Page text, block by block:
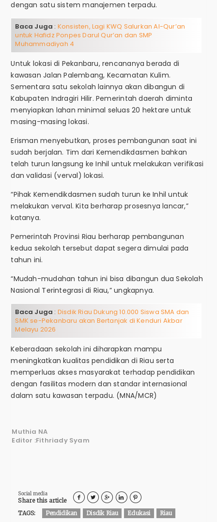
dengan satu sistem manajemen terpadu.
Baca Juga : Konsisten, Lagi KWQ Salurkan Al-Qur’an
untuk Hafidz Ponpes Darul Qur’an dan SMP
Muhammadiyah 4
Untuk lokasi di Pekanbaru, rencananya berada di
kawasan Jalan Palembang, Kecamatan Kulim.
Sementara satu sekolah lainnya akan dibangun di
Kabupaten Indragiri Hilir. Pemerintah daerah diminta
menyiapkan lahan minimal seluas 20 hektare untuk
masing-masing lokasi.
Erisman menyebutkan, proses pembangunan saat ini
sudah berjalan. Tim dari Kemendikdasmen bahkan
telah turun langsung ke Inhil untuk melakukan verifikasi
dan validasi (verval) lokasi.
“Pihak Kemendikdasmen sudah turun ke Inhil untuk
melakukan verval. Kita berharap prosesnya lancar,”
katanya.
Pemerintah Provinsi Riau berharap pembangunan
kedua sekolah tersebut dapat segera dimulai pada
tahun ini.
“Mudah-mudahan tahun ini bisa dibangun dua Sekolah
Nasional Terintegrasi di Riau,” ungkapnya.
Baca Juga : Disdik Riau Dukung 10.000 Siswa SMA dan
SMK se-Pekanbaru akan Bertanjak di Kenduri Akbar
Melayu 2026
Keberadaan sekolah ini diharapkan mampu
meningkatkan kualitas pendidikan di Riau serta
memperluas akses masyarakat terhadap pendidikan
dengan fasilitas modern dan standar internasional
dalam satu kawasan terpadu. (MNA/MCR)
Muthia NA
Editor :Fithriady Syam
Social media
Share this article     
TAGS: Pendidikan Disdik Riau Edukasi Riau